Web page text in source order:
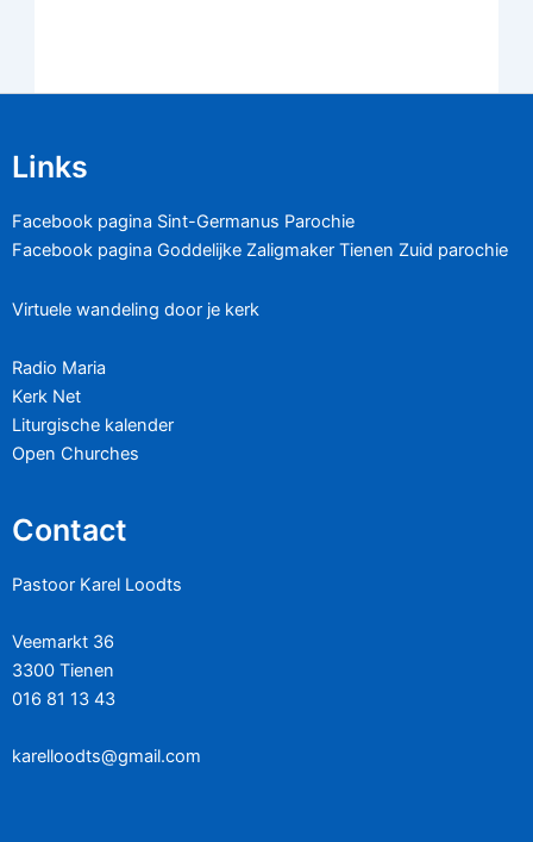
Links
Facebook pagina Sint-Germanus Parochie
Facebook pagina Goddelijke Zaligmaker Tienen Zuid parochie
Virtuele wandeling door je kerk
Radio Maria
Kerk Net
Liturgische kalender
Open Churches
Contact
Pastoor Karel Loodts
Veemarkt 36
3300 Tienen
016 81 13 43
karelloodts@gmail.com